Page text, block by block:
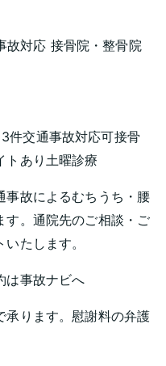
故対応 接骨院・整骨院
3件交通事故対応可接骨
トあり 土曜診療
事故によるむちうち・腰
す。通院先のご相談・ご
たします。
は事故ナビへ
承ります。慰謝料の弁護